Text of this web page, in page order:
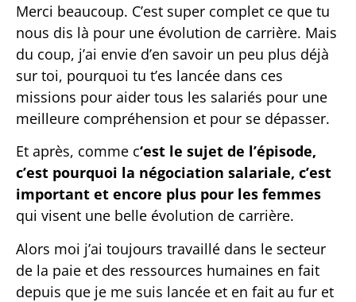
Merci beaucoup. C’est super complet ce que tu
nous dis là pour une évolution de carrière. Mais
du coup, j’ai envie d’en savoir un peu plus déjà
sur toi, pourquoi tu t’es lancée dans ces
missions pour aider tous les salariés pour une
meilleure compréhension et pour se dépasser.
Et après, comme c‘est le sujet de l’épisode,
c’est pourquoi la négociation salariale, c’est
important et encore plus pour les femmes
qui visent une belle évolution de carrière.
Alors moi j’ai toujours travaillé dans le secteur
de la paie et des ressources humaines en fait
depuis que je me suis lancée et en fait au fur et